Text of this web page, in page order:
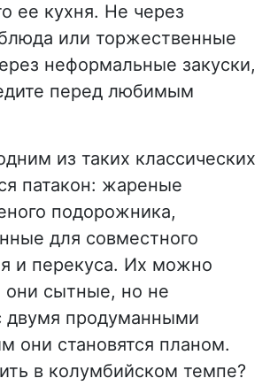
ее кухня. Не через
или торжественные
неформальные закуски,
перед любимым
из таких классических
патакон: жареные
подорожника,
для совместного
и перекуса. Их можно
они сытные, но не
двумя продуманными
они становятся планом.
в колумбийском темпе?